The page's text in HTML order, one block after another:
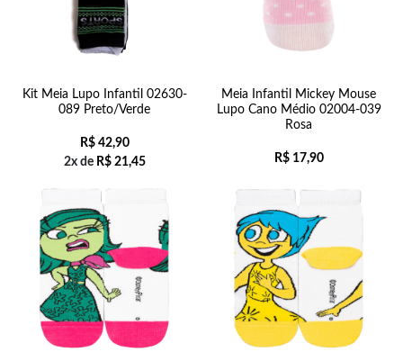
Kit Meia Lupo Infantil 02630-
089 Preto/Verde
R$42,90
2x de R$21,45
Meia Infantil Mickey Mouse
Lupo Cano Médio 02004-039
Rosa
R$17,90